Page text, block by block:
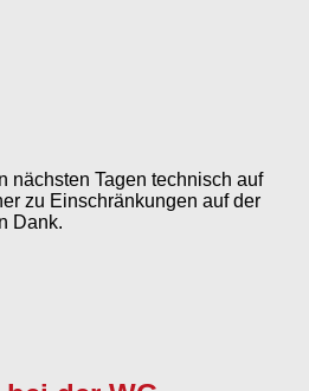
nächsten Tagen technisch auf
zu Einschränkungen auf der
Dank.